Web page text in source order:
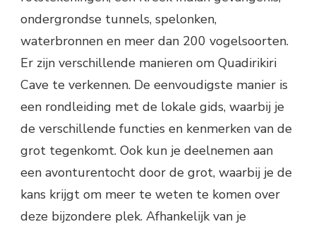
ondergrondse tunnels, spelonken,
waterbronnen en meer dan 200 vogelsoorten.
Er zijn verschillende manieren om Quadirikiri
Cave te verkennen. De eenvoudigste manier is
een rondleiding met de lokale gids, waarbij je
de verschillende functies en kenmerken van de
grot tegenkomt. Ook kun je deelnemen aan
een avonturentocht door de grot, waarbij je de
kans krijgt om meer te weten te komen over
deze bijzondere plek. Afhankelijk van je